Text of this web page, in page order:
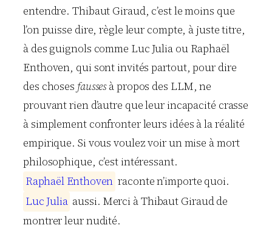
entendre. Thibaut Giraud, c’est le moins que
l’on puisse dire, règle leur compte, à juste titre,
à des guignols comme Luc Julia ou Raphaël
Enthoven, qui sont invités partout, pour dire
des choses faussesà propos des LLM, ne
prouvant rien d’autre que leur incapacité crasse
à simplement confronter leurs idées à la réalité
empirique. Si vous voulez voir un mise à mort
philosophique, c’est intéressant.
Raphaël Enthoven raconte n’importe quoi.
Luc Julia aussi. Merci à Thibaut Giraud de
montrer leur nudité.